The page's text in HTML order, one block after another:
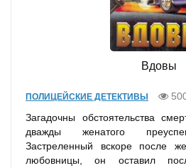
Вдовы
ПОЛИЦЕЙСКИЕ ДЕТЕКТИВЫ
Загадочны обстоятельства
дважды женатого
Застреленный вскоре после
любовницы, он оставил